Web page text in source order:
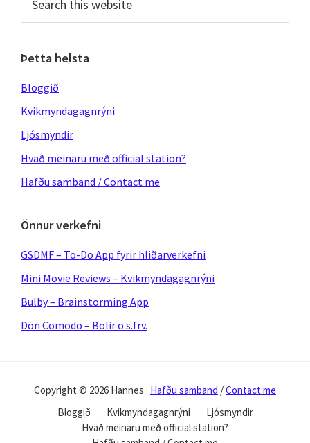
this
Þetta helsta
Bloggið
Kvikmyndagagnrýni
Ljósmyndir
Hvað meinaru með official station?
Hafðu samband / Contact me
Önnur verkefni
GSDMF – To-Do App fyrir hliðarverkefni
Mini Movie Reviews – Kvikmyndagagnrýni
Bulby – Brainstorming App
Don Comodo – Bolir o.s.frv.
Copyright © 2026 Hannes · Hafðu samband /Contact me
Bloggið
Kvikmyndagagnrýni
Ljósmyndir
Hvað meinaru með official station?